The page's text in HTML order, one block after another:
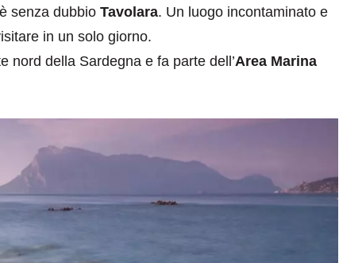
senza dubbio Tavolara. Un luogo incontaminato e
in un solo giorno.
nord della Sardegna e fa parte dell’Area Marina